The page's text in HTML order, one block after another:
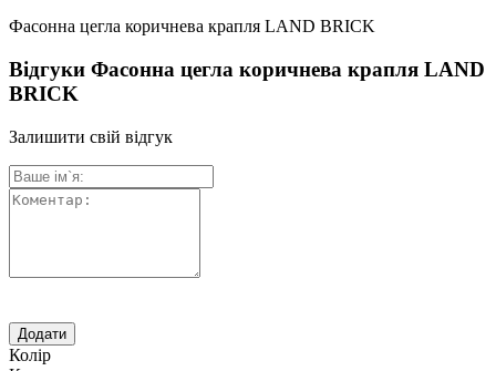
Фасонна цегла коричнева крапля LAND BRICK
Відгуки Фасонна цегла коричнева крапля LAND
BRICK
Залишити свій відгук
Колір